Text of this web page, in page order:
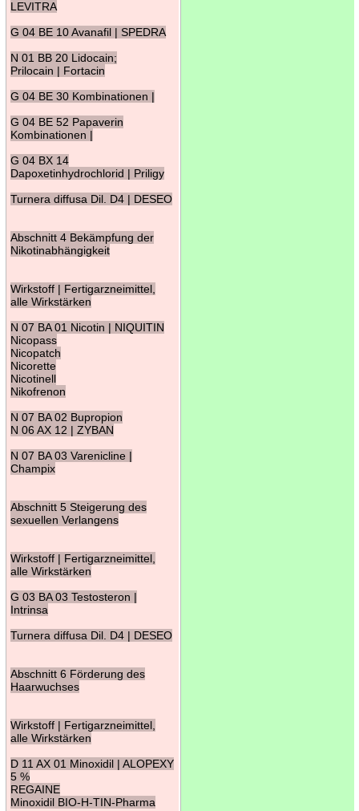
LEVITRA
G 04 BE 10 Avanafil | SPEDRA
N 01 BB 20 Lidocain;
Prilocain | Fortacin
G 04 BE 30 Kombinationen |
G 04 BE 52 Papaverin
Kombinationen |
G 04 BX 14
Dapoxetinhydrochlorid | Priligy
Turnera diffusa Dil. D4 | DESEO
Abschnitt 4 Bekämpfung der
Nikotinabhängigkeit
Wirkstoff | Fertigarzneimittel,
alle Wirkstärken
N 07 BA 01 Nicotin | NIQUITIN
Nicopass
Nicopatch
Nicorette
Nicotinell
Nikofrenon
N 07 BA 02 Bupropion
N 06 AX 12 | ZYBAN
N 07 BA 03 Varenicline |
Champix
Abschnitt 5 Steigerung des
sexuellen Verlangens
Wirkstoff | Fertigarzneimittel,
alle Wirkstärken
G 03 BA 03 Testosteron |
Intrinsa
Turnera diffusa Dil. D4 | DESEO
Abschnitt 6 Förderung des
Haarwuchses
Wirkstoff | Fertigarzneimittel,
alle Wirkstärken
D 11 AX 01 Minoxidil | ALOPEXY
5 %
REGAINE
Minoxidil BIO-H-TIN-Pharma